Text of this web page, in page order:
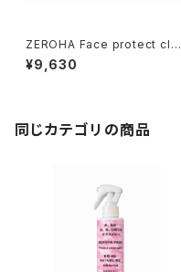
ZEROHA Face protect clea
n care 犬猫用フェイスケアスプ
レー 約220ml×3本セット
¥9,630
同じカテゴリの商品